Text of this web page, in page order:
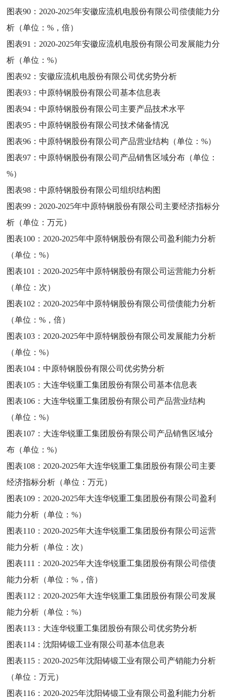
图表90： 2020-2025年安徽应流机电股份有限公司偿债能力分
析（单位：%，倍）
图表91： 2020-2025年安徽应流机电股份有限公司发展能力分
析（单位：%）
图表92：安徽应流机电股份有限公司优劣势分析
图表93：中原特钢股份有限公司基本信息表
图表94：中原特钢股份有限公司主要产品技术水平
图表95：中原特钢股份有限公司技术储备情况
图表96：中原特钢股份有限公司产品营业结构（单位：%）
图表97：中原特钢股份有限公司产品销售区域分布（单位：
%）
图表98：中原特钢股份有限公司组织结构图
图表99： 2020-2025年中原特钢股份有限公司主要经济指标分
析（单位：万元）
图表100： 2020-2025年中原特钢股份有限公司盈利能力分析
（单位：%）
图表101： 2020-2025年中原特钢股份有限公司运营能力分析
（单位：次）
图表102： 2020-2025年中原特钢股份有限公司偿债能力分析
（单位：%，倍）
图表103： 2020-2025年中原特钢股份有限公司发展能力分析
（单位：%）
图表104：中原特钢股份有限公司优劣势分析
图表105： 大连华锐重工集团股份有限公司基本信息表
图表106： 大连华锐重工集团股份有限公司产品营业结构
（单位：%）
图表107： 大连华锐重工集团股份有限公司产品销售区域分
布（单位：%）
图表108： 2020-2025年大连华锐重工集团股份有限公司主要
经济指标分析（单位：万元）
图表109： 2020-2025年大连华锐重工集团股份有限公司盈利
能力分析（单位：%）
图表110： 2020-2025年大连华锐重工集团股份有限公司运营
能力分析（单位：次）
图表111： 2020-2025年大连华锐重工集团股份有限公司偿债
能力分析（单位：%，倍）
图表112： 2020-2025年大连华锐重工集团股份有限公司发展
能力分析（单位：%）
图表113： 大连华锐重工集团股份有限公司优劣势分析
图表114：沈阳铸锻工业有限公司基本信息表
图表115： 2020-2025年沈阳铸锻工业有限公司产销能力分析
（单位：万元）
图表116： 2020-2025年沈阳铸锻工业有限公司盈利能力分析